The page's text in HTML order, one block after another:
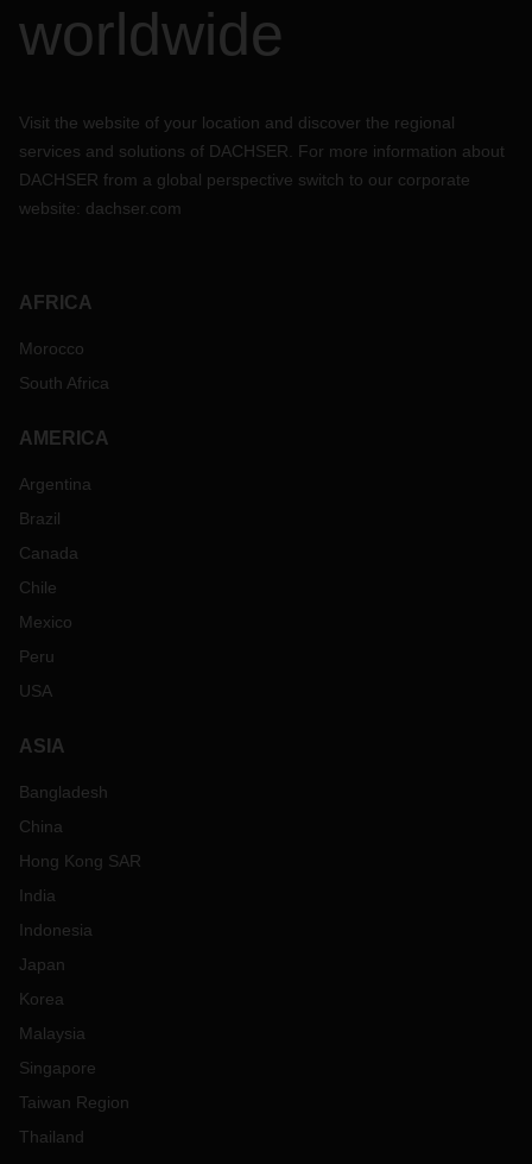
worldwide
Visit the website of your location and discover the regional
services and solutions of DACHSER. For more information about
DACHSER from a global perspective switch to our corporate
website: dachser.com
AFRICA
Morocco
South Africa
AMERICA
Argentina
Brazil
Canada
Chile
Mexico
Peru
USA
ASIA
Bangladesh
China
Hong Kong SAR
India
Indonesia
Japan
Korea
Malaysia
Singapore
Taiwan Region
Thailand